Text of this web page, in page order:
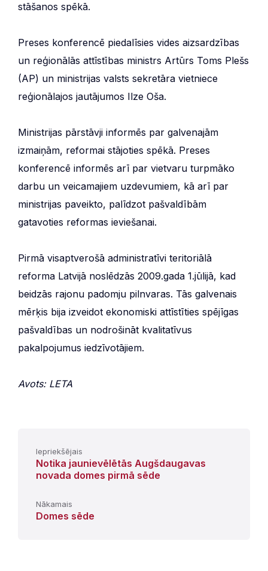
stāšanos spēkā.
Preses konferencē piedalīsies vides aizsardzības
un reģionālās attīstības ministrs Artūrs Toms Plešs
(AP) un ministrijas valsts sekretāra vietniece
reģionālajos jautājumos Ilze Oša.
Ministrijas pārstāvji informēs par galvenajām
izmaiņām, reformai stājoties spēkā. Preses
konferencē informēs arī par vietvaru turpmāko
darbu un veicamajiem uzdevumiem, kā arī par
ministrijas paveikto, palīdzot pašvaldībām
gatavoties reformas ieviešanai.
Pirmā visaptverošā administratīvi teritoriālā
reforma Latvijā noslēdzās 2009.gada 1.jūlijā, kad
beidzās rajonu padomju pilnvaras. Tās galvenais
mērķis bija izveidot ekonomiski attīstīties spējīgas
pašvaldības un nodrošināt kvalitatīvus
pakalpojumus iedzīvotājiem.
Avots: LETA
Iepriekšējais
Notika jaunievēlētās Augšdaugavas
novada domes pirmā sēde
Nākamais
Domes sēde